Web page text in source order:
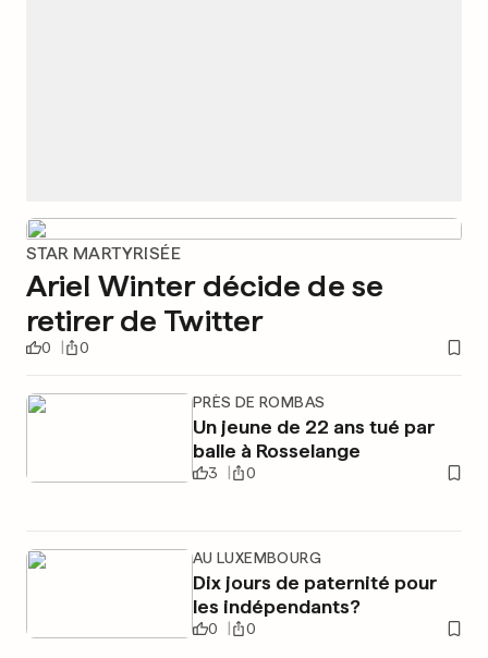
STAR MARTYRISÉE
Ariel Winter décide de se
retirer de Twitter
0 0
PRÈS DE ROMBAS
Un jeune de 22 ans tué par
balle à Rosselange
3 0
AU LUXEMBOURG
Dix jours de paternité pour
les indépendants?
0 0